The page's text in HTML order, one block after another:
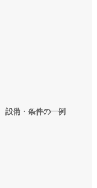
設備・条件の一例